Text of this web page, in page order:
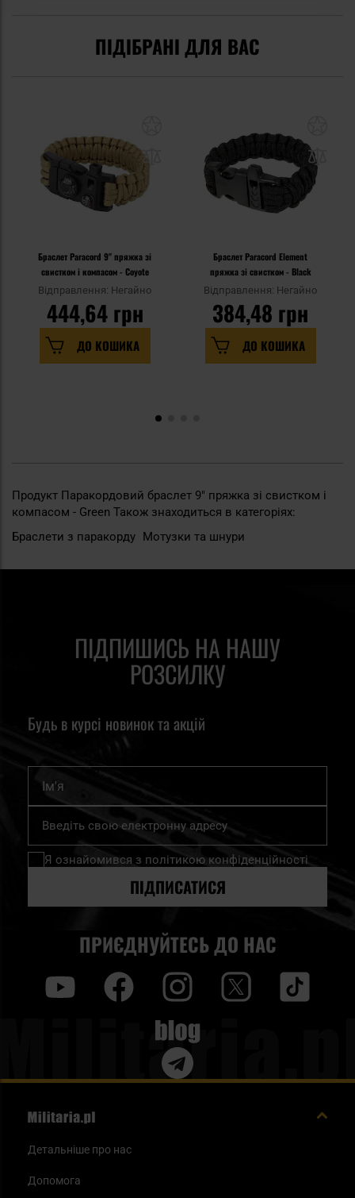
ПІДІБРАНІ ДЛЯ ВАС
Браслет Paracord 9" пряжка зі
свистком і компасом - Coyote
Відправлення: Негайно
444,64 грн
ДО КОШИКА
Браслет Paracord Element
пряжка зі свистком - Black
Відправлення: Негайно
384,48 грн
ДО КОШИКА
Продукт Паракордовий браслет 9" пряжка зі свистком і
компасом - Green Також знаходиться в категоріях:
Браслети з паракорду Мотузки та шнури
ПІДПИШИСЬ НА НАШУ
РОЗСИЛКУ
Будь в курсі новинок та акцій
Підпишіться
нашу
розсилку
Я ознайомився з політикою конфіденційності
ПІДПИСАТИСЯ
ПРИЄДНУЙТЕСЬ ДО НАС
Blog
Детальніше про нас
Допомога